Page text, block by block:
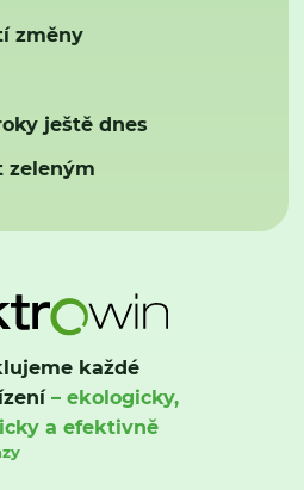
změny
ještě dnes
zeleným
každé
– ekologicky,
a efektivně